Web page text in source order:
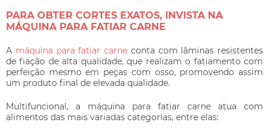
PARA OBTER CORTES EXATOS, INVISTA NA
MÁQUINA PARA FATIAR CARNE
A máquina para fatiar carne conta com lâminas resistentes
de fiação de alta qualidade, que realizam o fatiamento com
perfeição mesmo em peças com osso, promovendo assim
um produto final de elevada qualidade.
Multifuncional, a máquina para fatiar carne atua com
alimentos das mais variadas categorias, entre elas: